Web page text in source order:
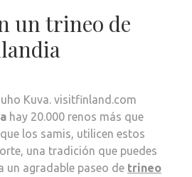
un trineo de
Kuva. visitfinland.com
hay 20.000 renos más que
los samis, utilicen estos
una tradición que puedes
un agradable paseo de trineo